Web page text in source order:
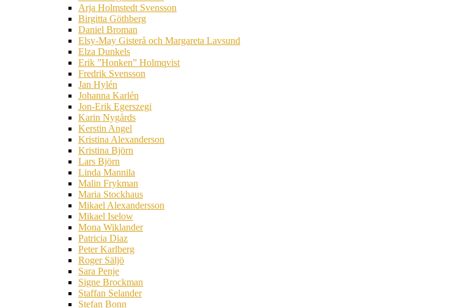
Arja Holmstedt Svensson
Birgitta Göthberg
Daniel Broman
Elsy-May Gisterå och Margareta Lavsund
Elza Dunkels
Erik ”Honken” Holmqvist
Fredrik Svensson
Jan Hylén
Johanna Karlén
Jon-Erik Egerszegi
Karin Nygårds
Kerstin Angel
Kristina Alexanderson
Kristina Björn
Lars Björn
Linda Mannila
Malin Frykman
Maria Stockhaus
Mikael Alexandersson
Mikael Iselow
Mona Wiklander
Patricia Diaz
Peter Karlberg
Roger Säljö
Sara Penje
Signe Brockman
Staffan Selander
Stefan Bonn